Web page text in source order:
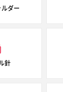
ダー
針